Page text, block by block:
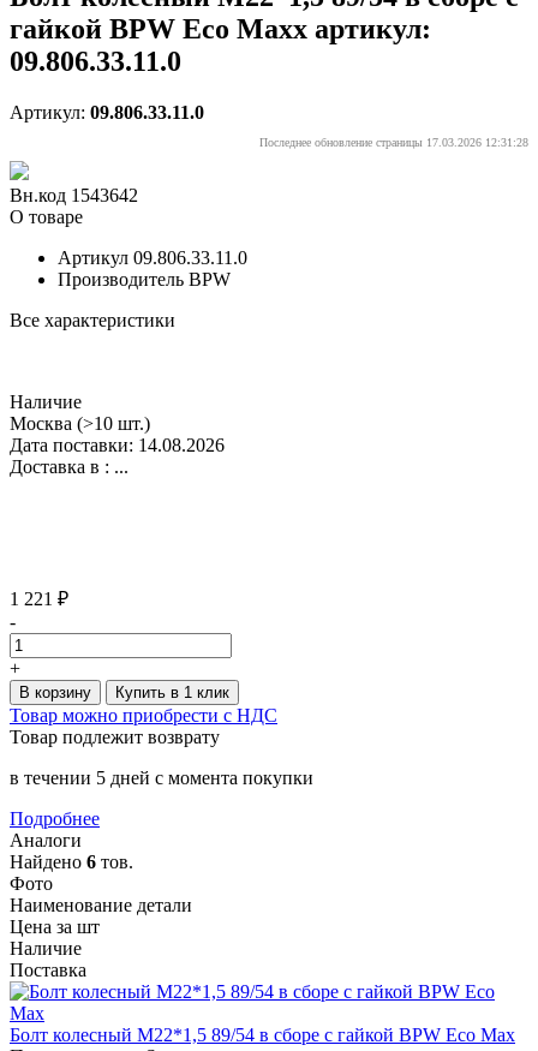
гайкой BPW Eco Maxx артикул:
09.806.33.11.0
Артикул: 09.806.33.11.0
Последнее обновление страницы 17.03.2026 12:31:28
Вн.код 1543642
О товаре
Артикул 09.806.33.11.0
Производитель BPW
Все характеристики
Наличие
Москва (>10 шт.)
Дата поставки: 14.08.2026
Доставка в : ...
1 221 ₽
-
+
В корзину Купить в 1 клик
Товар можно приобрести с НДС
Товар подлежит возврату
в течении 5 дней с момента покупки
Подробнее
Аналоги
Найдено 6 тов.
Фото
Наименование детали
Цена за шт
Наличие
Поставка
Болт колесный M22*1,5 89/54 в сборе с гайкой BPW Eco Max